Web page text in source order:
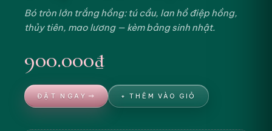
Bó tròn lớn trắng hồng: tú cầu, lan hồ điệp hồng,
thủy tiên, mao lương — kèm bảng sinh nhật.
900.000₫
ĐẶT NGAY + THÊM VÀO GIỎ